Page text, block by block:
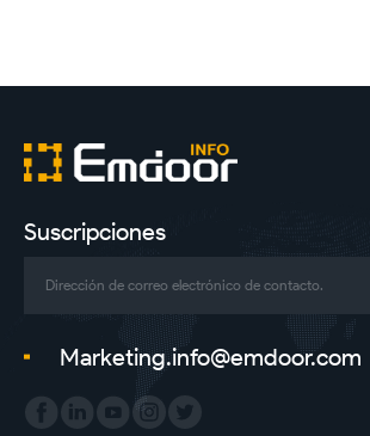
Suscripciones
Marketing.info@emdoor.com